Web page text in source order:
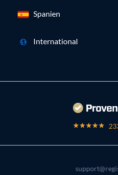
Spanien
International